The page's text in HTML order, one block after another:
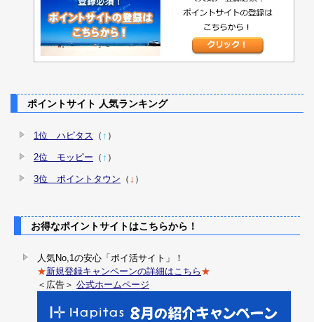
ポイントサイト 人気ランキング
1位 ハピタス （ ↑ ）
2位 モッピー （ ↑ ）
3位 ポイントタウン （ ↓ ）
お得なポイントサイトはこちらから！
人気No,1の安心「ポイ活サイト」！
★新規登録キャンペーンの詳細はこちら ★
＜広告＞ 公式ホームページ